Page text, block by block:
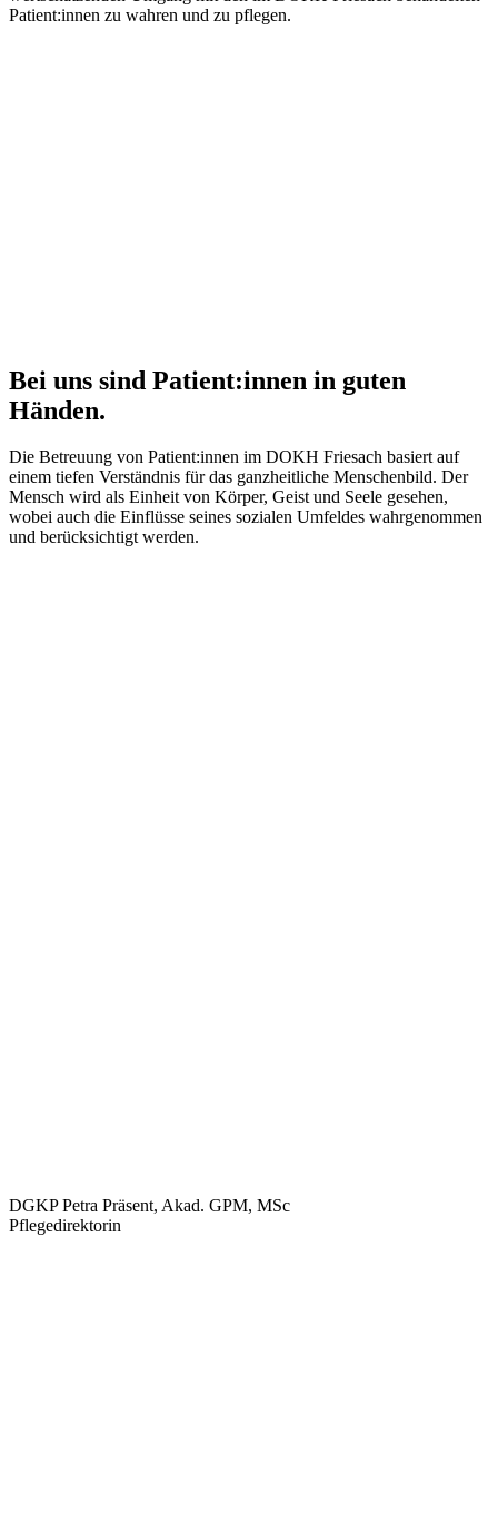
Patient:innen zu wahren und zu pflegen.
Bei uns sind Patient:innen in guten
Händen.
Die Betreuung von Patient:innen im DOKH Friesach basiert auf
einem tiefen Verständnis für das ganzheitliche Menschenbild. Der
Mensch wird als Einheit von Körper, Geist und Seele gesehen,
wobei auch die Einflüsse seines sozialen Umfeldes wahrgenommen
und berücksichtigt werden.
DGKP Petra Präsent, Akad. GPM, MSc
Pflegedirektorin